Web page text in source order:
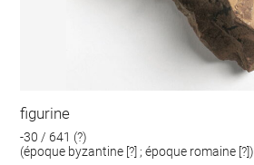
figurine
-30 / 641 (?)
(époque byzantine [?] ; époque romaine [?])